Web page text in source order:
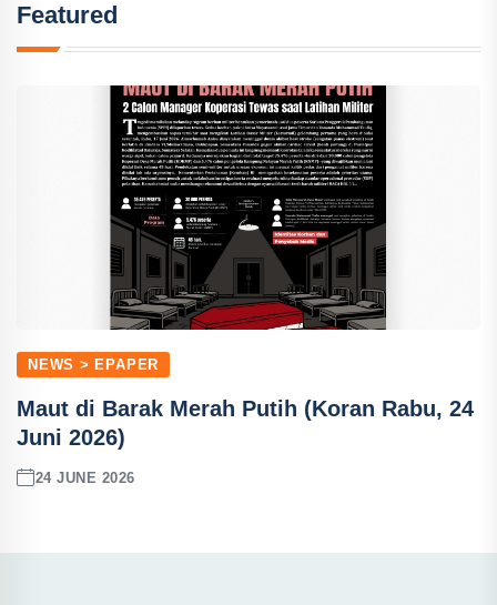
Featured
NEWS > EPAPER
Maut di Barak Merah Putih (Koran Rabu, 24
Juni 2026)
24 JUNE 2026